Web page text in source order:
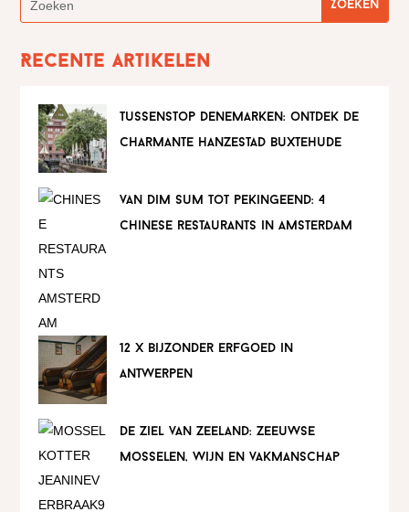
Recente artikelen
tussenstop denemarken: ontdek de
charmante hanzestad buxtehude
van dim sum tot pekingeend: 4
chinese restaurants in amsterdam
12 x bijzonder erfgoed in
antwerpen
de ziel van zeeland: zeeuwse
mosselen, wijn en vakmanschap